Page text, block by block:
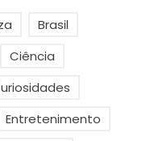
Brasil
Ciência
Entretenimento